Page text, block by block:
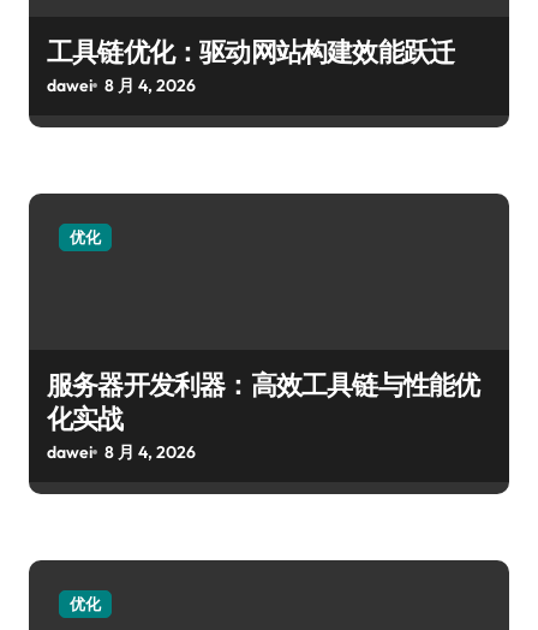
工具链优化：驱动网站构建效能跃迁
dawei 8 月 4, 2026
优化
服务器开发利器：高效工具链与性能优
化实战
dawei 8 月 4, 2026
优化